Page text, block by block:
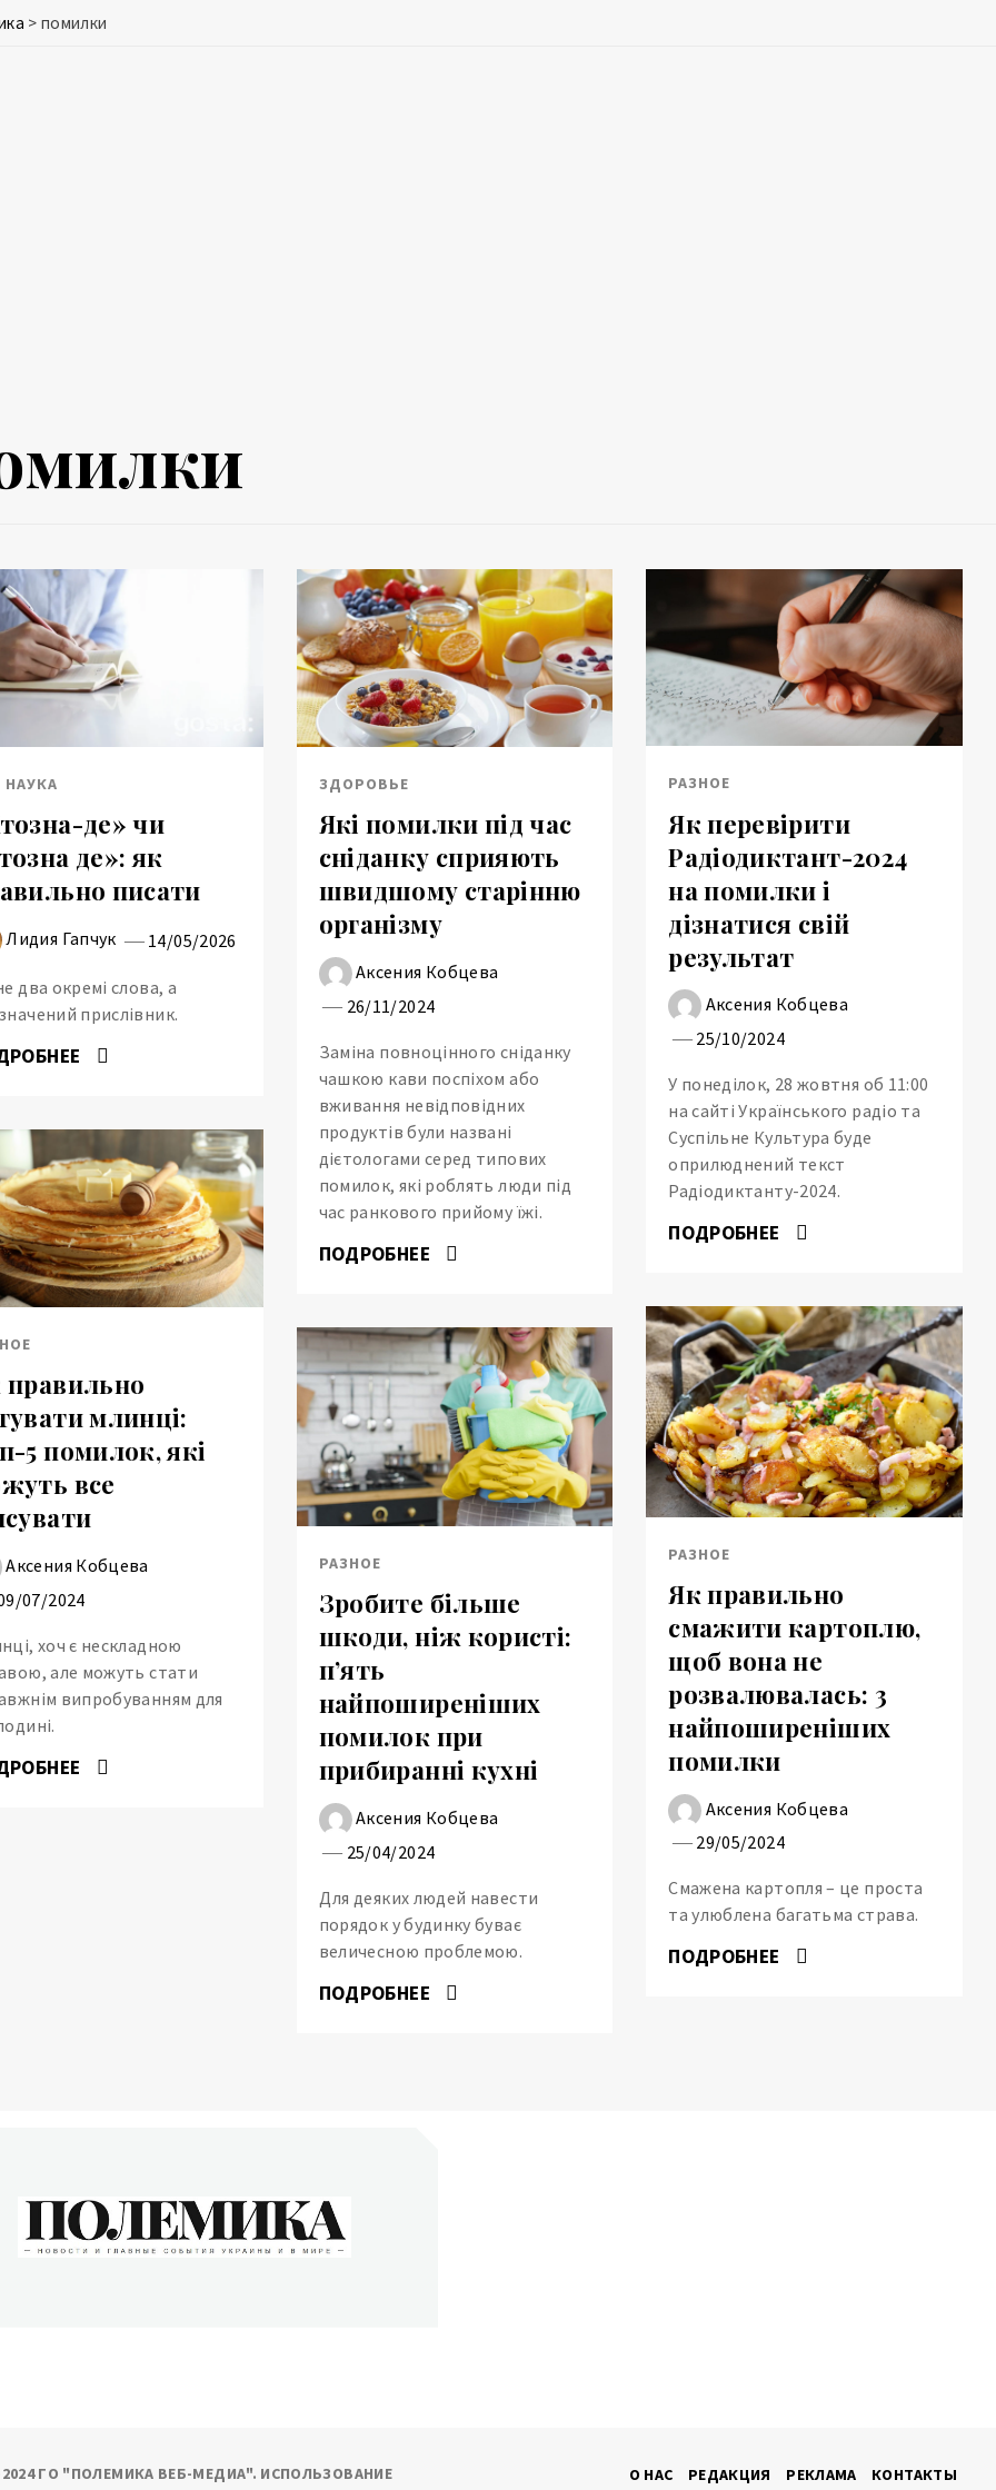
> помилки
НАУКА
де» чи
де»: як
писати
Лидия Гапчук 14/05/2026
два окремі слова, а
прислівник.
ЗДОРОВЬЕ
Які помилки під час
сніданку сприяють
швидшому старінню
організму
Аксения Кобцева
26/11/2024
Заміна повноцінного сніданку
чашкою кави поспіхом або
вживання невідповідних
продуктів були названі
дієтологами серед типових
помилок, які роблять люди під
час ранкового прийому їжі.
ПОДРОБНЕЕ
РАЗНОЕ
Як перевірити
Радіодиктант-2024
на помилки і
дізнатися свій
результат
Аксения Кобцева
25/10/2024
У понеділок, 28 жовтня об 11:00
на сайті Українського радіо та
Суспільне Культура буде
оприлюднений текст
Радіодиктанту-2024.
ПОДРОБНЕЕ
правильно
млинці:
5 помилок, які
все
Аксения Кобцева
07/2024
хоч є нескладною
але можуть стати
випробуванням для
РАЗНОЕ
Як правильно
смажити картоплю,
щоб вона не
розвалювалась: 3
найпоширеніших
помилки
Аксения Кобцева
29/05/2024
Смажена картопля – це проста
та улюблена багатьма страва.
ПОДРОБНЕЕ
РАЗНОЕ
Зробите більше
шкоди, ніж користі:
п’ять
найпоширеніших
помилок при
прибиранні кухні
Аксения Кобцева
25/04/2024
Для деяких людей навести
порядок у будинку буває
величесною проблемою.
ПОДРОБНЕЕ
2024 ГО "ПОЛЕМИКА ВЕБ-МЕДИА". ИСПОЛЬЗОВАНИЕ
О НАС РЕДАКЦИЯ РЕКЛАМА КОНТАКТЫ